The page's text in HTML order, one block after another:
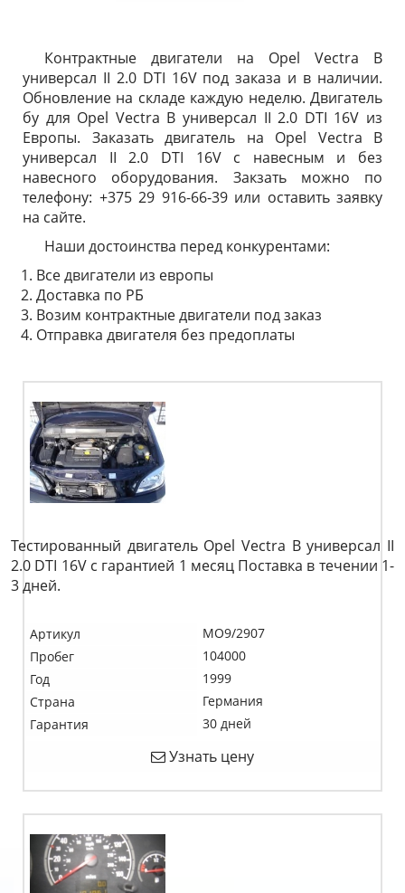
Контрактные двигатели на Opel Vectra B
универсал II 2.0 DTI 16V под заказа и в наличии.
Обновление на складе каждую неделю. Двигатель
бу для Opel Vectra B универсал II 2.0 DTI 16V из
Европы. Заказать двигатель на Opel Vectra B
универсал II 2.0 DTI 16V с навесным и без
навесного оборудования. Закзать можно по
телефону: +375 29 916-66-39 или оставить заявку
на сайте.
Наши достоинства перед конкурентами:
Все двигатели из европы
Доставка по РБ
Возим контрактные двигатели под заказ
Отправка двигателя без предоплаты
Тестированный двигатель Opel Vectra B универсал II
2.0 DTI 16V c гарантией 1 месяц Поставка в течении 1-
3 дней.
Артикул
MO9/2907
Пробег
104000
Год
1999
Страна
Германия
Гарантия
30 дней
Узнать цену